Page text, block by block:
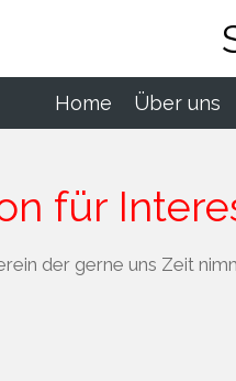
Home Über uns
für
der gerne uns Zeit